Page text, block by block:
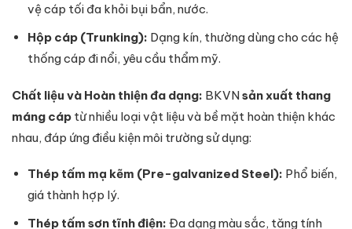
vệ cáp tối đa khỏi bụi bẩn, nước.
Hộp cáp (Trunking): Dạng kín, thường dùng cho các hệ
thống cáp đi nổi, yêu cầu thẩm mỹ.
Chất liệu và Hoàn thiện đa dạng: BKVNsản xuất thang
máng cáp từ nhiều loại vật liệu và bề mặt hoàn thiện khác
nhau, đáp ứng điều kiện môi trường sử dụng:
Thép tấm mạ kẽm (Pre-galvanized Steel): Phổ biến,
giá thành hợp lý.
Thép tấm sơn tĩnh điện: Đa dạng màu sắc, tăng tính